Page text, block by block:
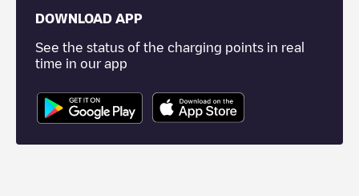
DOWNLOAD APP
See the status of the charging points in real
time in our app